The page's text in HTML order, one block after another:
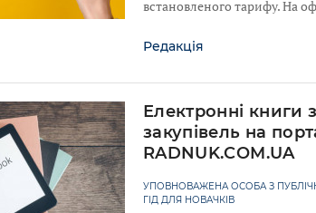
встановленого тарифу. На
Редакція
Електронні книги
закупівель на
RADNUK.COM.UA
УПОВНОВАЖЕНА ОСОБА З
ГІД ДЛЯ НОВАЧКІВ